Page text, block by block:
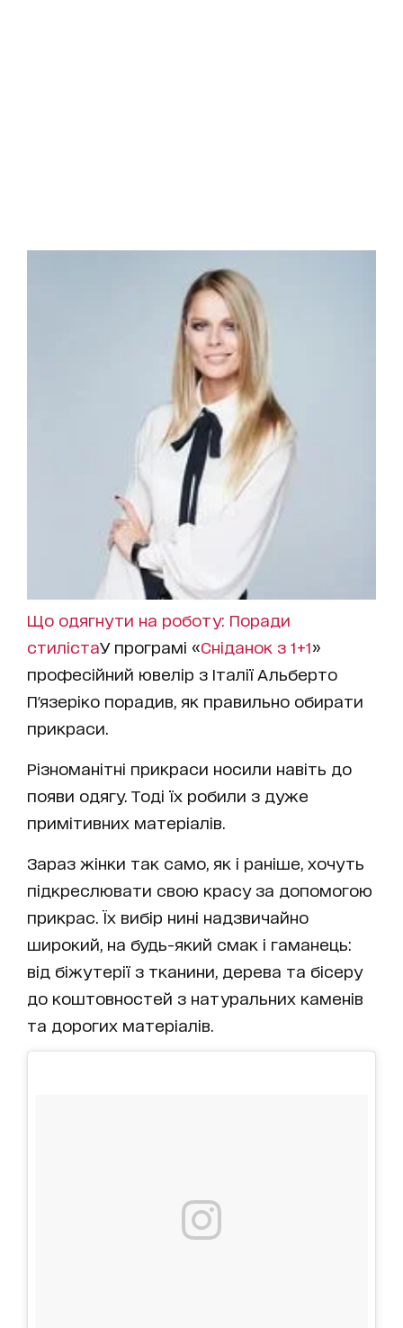
Що одягнути на роботу: Поради
стилістаУ програмі «Сніданок з 1+1»
професійний ювелір з Італії Альберто
П'язеріко порадив, як правильно обирати
прикраси.
Різноманітні прикраси носили навіть до
появи одягу. Тоді їх робили з дуже
примітивних матеріалів.
Зараз жінки так само, як і раніше, хочуть
підкреслювати свою красу за допомогою
прикрас. Їх вибір нині надзвичайно
широкий, на будь-який смак і гаманець:
від біжутерії з тканини, дерева та бісеру
до коштовностей з натуральних каменів
та дорогих матеріалів.